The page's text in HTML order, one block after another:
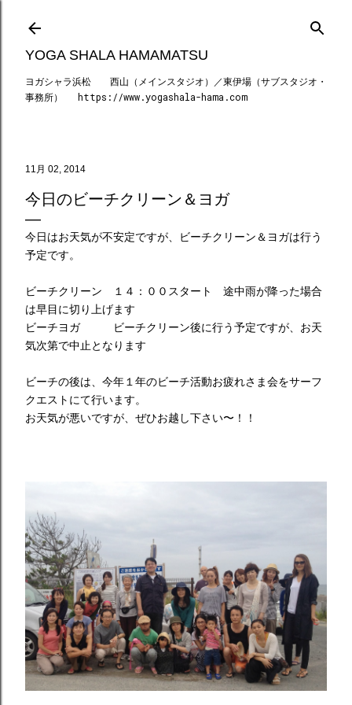
スキップしてメイン コンテンツに移動
YOGA SHALA HAMAMATSU
ヨガシャラ浜松 西山（メインスタジオ）／東伊場（サブスタジオ・
事務所） https://www.yogashala-hama.com
11月 02, 2014
今日のビーチクリーン＆ヨガ
今日はお天気が不安定ですが、ビーチクリーン＆ヨガは行う
予定です。
ビーチクリーン １４：００スタート 途中雨が降った場合
は早目に切り上げます
ビーチヨガ ビーチクリーン後に行う予定ですが、お天
気次第で中止となります
ビーチの後は、今年１年のビーチ活動お疲れさま会をサーフ
クエストにて行います。
お天気が悪いですが、ぜひお越し下さい〜！！